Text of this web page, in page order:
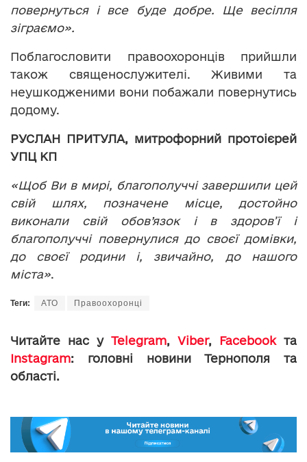
повернуться і все буде добре. Ще весілля
зіграємо».
Поблагословити правоохоронців прийшли
також священослужителі. Живими та
неушкодженими вони побажали повернутись
додому.
РУСЛАН ПРИТУЛА, митрофорний протоієрей
УПЦ КП
«Щоб Ви в мирі, благополуччі завершили цей
свій шлях, позначене місце, достойно
виконали свій обов’язок і в здоров’ї і
благополуччі повернулися до своєї домівки,
до своєї родини і, звичайно, до нашого
міста».
Теги: АТО Правоохоронці
Читайте нас у Telegram, Viber, Facebookта
Instagram: головні новини Тернополя та
області.